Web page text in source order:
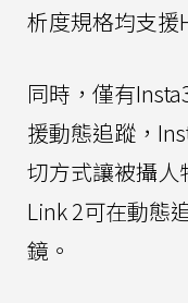
析度規格均支援
同時，僅有
援動態追蹤，
切方式讓被攝人
Link 2可在動態
鏡。